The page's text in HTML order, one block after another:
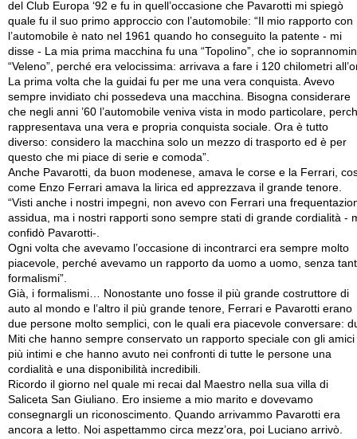
del Club Europa ‘92 e fu in quell’occasione che Pavarotti mi spiegò
quale fu il suo primo approccio con l’automobile: “Il mio rapporto con
l’automobile è nato nel 1961 quando ho conseguito la patente - mi
disse - La mia prima macchina fu una “Topolino”, che io
“Veleno”, perché era velocissima: arrivava a fare i 120 chilometri
La prima volta che la guidai fu per me una vera conquista. Avevo
sempre invidiato chi possedeva una macchina. Bisogna considerare
che negli anni ’60 l’automobile veniva vista in modo particolare,
rappresentava una vera e propria conquista sociale. Ora è tutto
diverso: considero la macchina solo un mezzo di trasporto ed è per
questo che mi piace di serie e comoda”.
Anche Pavarotti, da buon modenese, amava le corse e la Ferrari,
come Enzo Ferrari amava la lirica ed apprezzava il grande tenore.
“Visti anche i nostri impegni, non avevo con Ferrari una
assidua, ma i nostri rapporti sono sempre stati di grande cordialità -
confidò Pavarotti-.
Ogni volta che avevamo l’occasione di incontrarci era sempre molto
piacevole, perché avevamo un rapporto da uomo a uomo, senza
formalismi”.
Già, i formalismi… Nonostante uno fosse il più grande costruttore di
auto al mondo e l’altro il più grande tenore, Ferrari e Pavarotti erano
due persone molto semplici, con le quali era piacevole conversare:
Miti che hanno sempre conservato un rapporto speciale con gli amici
più intimi e che hanno avuto nei confronti di tutte le persone una
cordialità e una disponibilità incredibili.
Ricordo il giorno nel quale mi recai dal Maestro nella sua villa di
Saliceta San Giuliano. Ero insieme a mio marito e dovevamo
consegnargli un riconoscimento. Quando arrivammo Pavarotti era
ancora a letto. Noi aspettammo circa mezz’ora, poi Luciano arrivò.